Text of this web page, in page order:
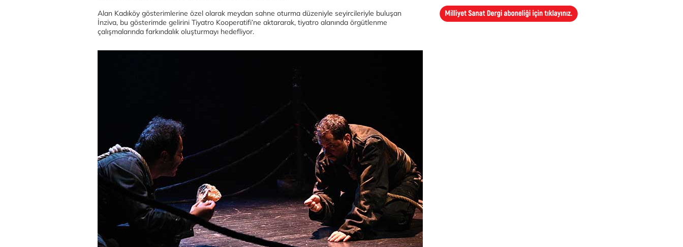
Alan Kadıköy gösterimlerine özel olarak meydan sahne oturma düzeniyle seyircileriyle buluşan
İnziva, bu gösterimde gelirini Tiyatro Kooperatifi’ne aktararak, tiyatro alanında örgütlenme
çalışmalarında farkındalık oluşturmayı hedefliyor.